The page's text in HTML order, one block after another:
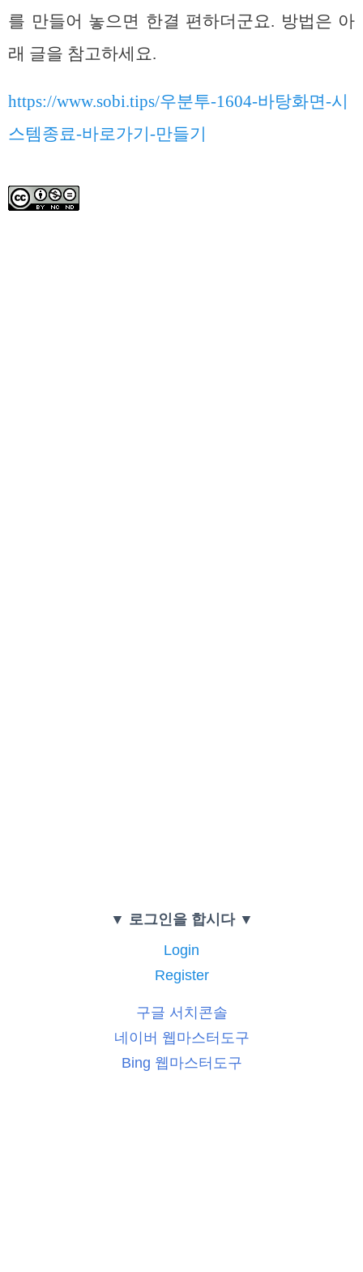
를 만들어 놓으면 한결 편하더군요. 방법은 아
래 글을 참고하세요.
https://www.sobi.tips/우분투-1604-바탕화면-시
스템종료-바로가기-만들기
▼ 로그인을 합시다 ▼
Login
Register
구글 서치콘솔
네이버 웹마스터도구
Bing 웹마스터도구